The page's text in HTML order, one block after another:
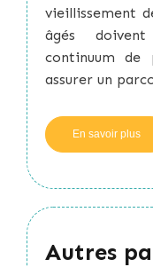
En savoir plus
vieillissement
âgés
continuum de
assurer un
Autres